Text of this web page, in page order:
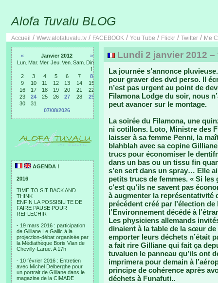
Alofa Tuvalu BLOG
Accueil / Www.alofatuvalu.tv / FACEBOOK / You Tube / Flickr / Twitter / Me
« Janvier 2012
»
Lun. Mar. Mer. Jeu. Ven. Sam. Dim.
1
2
3 4 5 6 7
8
9
10 11 12 13 14
15
16
17 18 19 20 21
22
23
24 25 26 27 28
29
30
31
07/08/2026
AGENDA !
2016
TIME TO SIT BACK AND
THINK
ENFIN LA POSSIBILITE DE
FAIRE PAUSE POUR
REFLECHIR
- 19 mars 2016 : participation
de Gilliane Le Gallic à la
projection-débat organisée par
la Médiathèque Boris Vian de
Chevilly-Larue. A 17h
- 10 février 2016 : Entretien
avec Michel Delberghe pour
un portrait de Gilliane dans le
magazine de la CIMADE
Lundi 2 janvier 2012 –
La journée s’annonce
pour graver des dvd perso. Il
n’est pas urgent au point de
Filamona Lodge du soir, nous
peut avancer sur le montage.
La soirée du Filamona, une
ni cotillons. Loto, Ministre des
laisser à sa femme Penni, la
blahblah avec sa copine
trucs pour économiser le
dans un bas ou un tissu fin
s’en sert dans un spray… Elle
petits trucs de femmes. « Si
c’est qu’ils ne savent pas
à augmenter la représentativité
précédent créé par l’élection
l’Environnement décédé à
Les physiciens allemands
dinaient à la table de la sœur
emporter leurs déchets n’était
a fait rire Gilliane qui fait ça
tuvaluen le panneau qu’ils ont
imprimera pour demain à
principe de cohérence après
déchets à Funafuti..